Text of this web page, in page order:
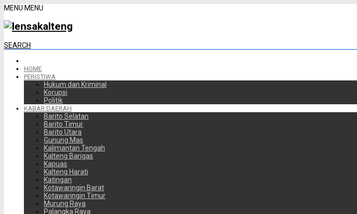
MENU MENU
SEARCH
HOME
PERISTIWA
Hukum dan Kriminal
Korupsi
Politik
KABAR DAERAH
Barito Selatan
Barito Timur
Barito Utara
Gunung Mas
Kalimantan Tengah
Kalteng Barigas
Kapuas
Kalteng Harati
Katingan
Kotawaringin Barat
Kotawaringin Timur
Murung Raya
Palangka Raya